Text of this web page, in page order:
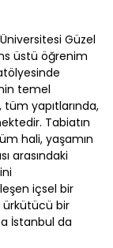
Güzel
üstü öğrenim
temel
yapıtlarında,
Tabiatın
hali, yaşamın
arasındaki
içsel bir
ürkütücü bir
İstanbul da